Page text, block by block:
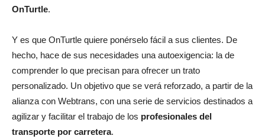
OnTurtle.
Y es que OnTurtle quiere ponérselo fácil a sus clientes. De
hecho, hace de sus necesidades una autoexigencia: la de
comprender lo que precisan para ofrecer un trato
personalizado. Un objetivo que se verá reforzado, a partir de la
alianza con Webtrans, con una serie de servicios destinados a
agilizar y facilitar el trabajo de los profesionales del
transporte por carretera.